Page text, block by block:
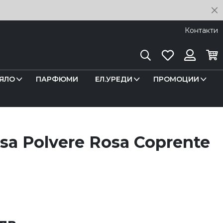
Контакти
ТърсенеЛюбими
ПАРФЮМИ ЕЛ.УРЕДИ ПРОМОЦИИ
Polvere Rosa Coprente